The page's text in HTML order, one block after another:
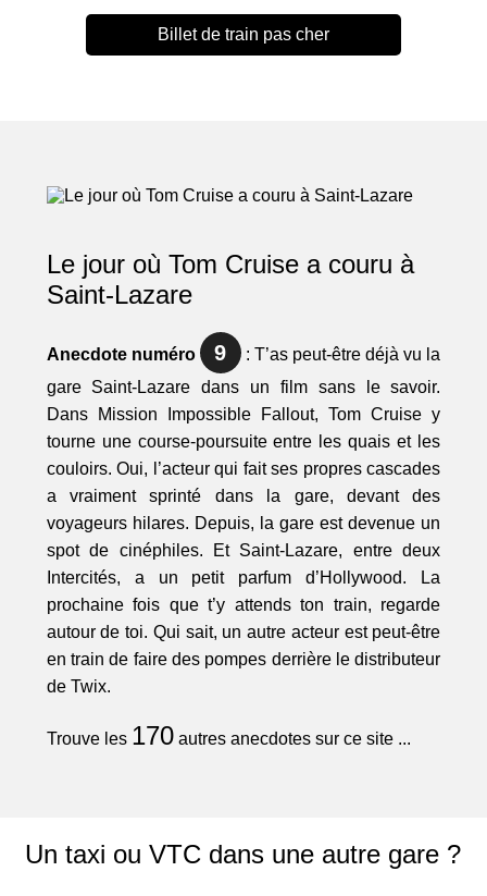
Billet de train pas cher
Le jour où Tom Cruise a couru à
Saint-Lazare
Anecdote numéro 9
: T’as peut-être déjà vu la
gare Saint-Lazare dans un film sans le savoir.
Dans Mission Impossible Fallout, Tom Cruise y
tourne une course-poursuite entre les quais et les
couloirs. Oui, l’acteur qui fait ses propres cascades
a vraiment sprinté dans la gare, devant des
voyageurs hilares. Depuis, la gare est devenue un
spot de cinéphiles. Et Saint-Lazare, entre deux
Intercités, a un petit parfum d’Hollywood. La
prochaine fois que t’y attends ton train, regarde
autour de toi. Qui sait, un autre acteur est peut-être
en train de faire des pompes derrière le distributeur
de Twix.
Trouve les 170autres anecdotes sur ce site ...
Un taxi ou VTC dans une autre gare ?